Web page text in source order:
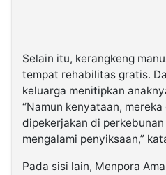
Selain itu, kerangkeng
tempat rehabilitas gratis.
keluarga menitipkan
“Namun kenyataan,
dipekerjakan di
mengalami penyiksaan,”
Pada sisi lain, Menpora